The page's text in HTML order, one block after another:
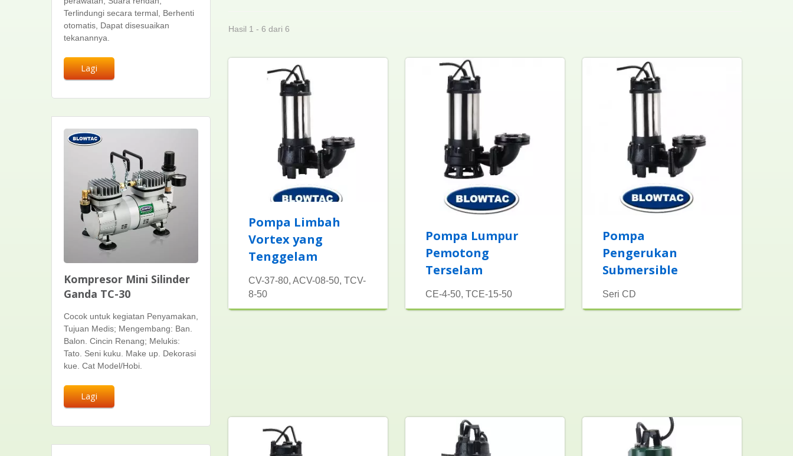
Terlindungi secara termal, Berhenti
otomatis, Dapat disesuaikan
tekanannya.
Lagi
Kompresor Mini Silinder
Ganda TC-30
Cocok untuk kegiatan Penyamakan,
Tujuan Medis; Mengembang: Ban.
Balon. Cincin Renang; Melukis:
Tato. Seni kuku. Make up. Dekorasi
kue. Cat Model/Hobi.
Lagi
Hasil 1 - 6 dari 6
Pompa Limbah
Vortex yang
Tenggelam
CV-37-80, ACV-08-50, TCV-
8-50
Pompa Lumpur
Pemotong
Terselam
CE-4-50, TCE-15-50
Pompa
Pengerukan
Submersible
Seri CD